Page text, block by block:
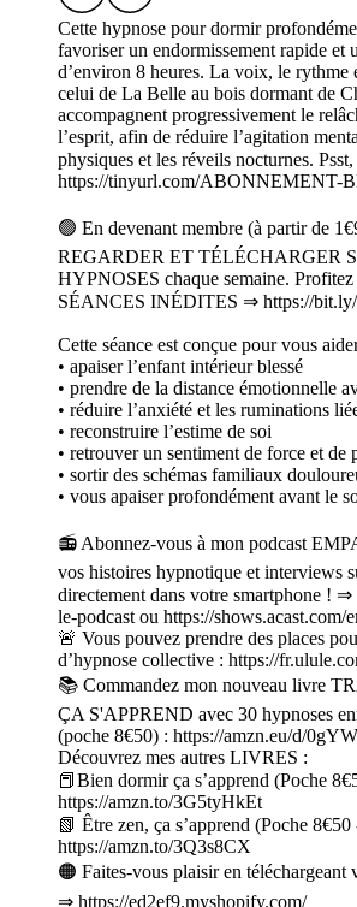
Cette hypnose pour dormir
favoriser un endormissement rapide et
d’environ 8 heures. La voix, le rythme
celui de La Belle au bois dormant de
accompagnent progressivement le
l’esprit, afin de réduire l’agitation
physiques et les réveils nocturnes.
https://tinyurl.com/ABONNEMENT-
🟢 En devenant membre (à partir de
REGARDER ET TÉLÉCHARGER
HYPNOSES chaque semaine. Profitez
SÉANCES INÉDITES ⇒ https://
Cette séance est conçue pour vous
• apaiser l’enfant intérieur blessé
• prendre de la distance émotionnelle
• réduire l’anxiété et les ruminations
• reconstruire l’estime de soi
• retrouver un sentiment de force et de
• sortir des schémas familiaux
• vous apaiser profondément avant le
📻 Abonnez-vous à mon podcast
vos histoires hypnotique et interviews
directement dans votre smartphone !
le-podcast ou https://shows.acast.com/
🚨 Vous pouvez prendre des places
d’hypnose collective : https://
📚 Commandez mon nouveau livre
ÇA S'APPREND avec 30 hypnoses
(poche 8€50) : https://amzn.eu/d/
Découvrez mes autres LIVRES :
📕Bien dormir ça s’apprend (Poche
https://amzn.to/3G5tyHkEt
📗 Être zen, ça s’apprend (Poche
https://amzn.to/3Q3s8CX
🟠 Faites-vous plaisir en téléchargeant
⇒ https://ed2ef9.myshopify.com/